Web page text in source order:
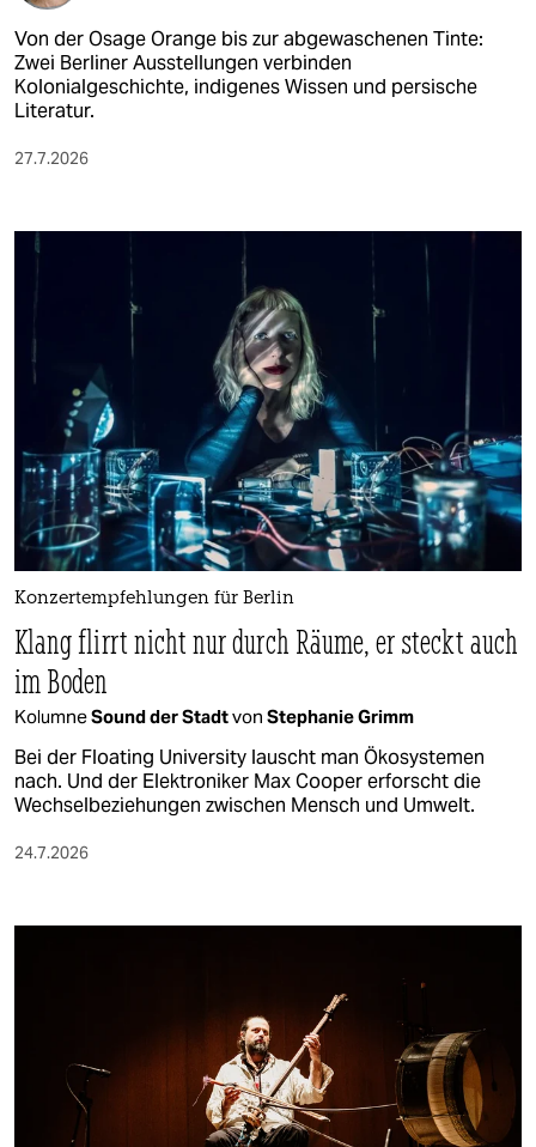
Von der Osage Orange bis zur abgewaschenen Tinte:
Zwei Berliner Ausstellungen verbinden
Kolonialgeschichte, indigenes Wissen und persische
Literatur.
27.7.2026
Konzertempfehlungen für Berlin
Klang flirrt nicht nur durch Räume, er steckt auch
im Boden
KolumneSound der Stadtvon Stephanie Grimm
Bei der Floating University lauscht man Ökosystemen
nach. Und der Elektroniker Max Cooper erforscht die
Wechselbeziehungen zwischen Mensch und Umwelt.
24.7.2026